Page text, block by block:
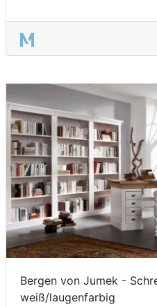
Bergen von Jumek -
weiß/laugenfarbig